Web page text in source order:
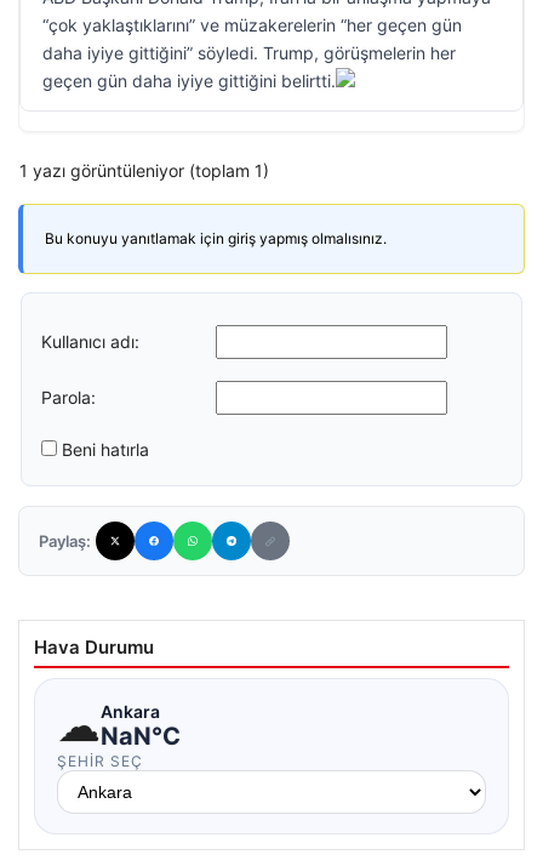
“çok yaklaştıklarını” ve müzakerelerin “her geçen gün
daha iyiye gittiğini” söyledi. Trump, görüşmelerin her
geçen gün daha iyiye gittiğini belirtti.
1 yazı görüntüleniyor (toplam 1)
Bu konuyu yanıtlamak için giriş yapmış olmalısınız.
Kullanıcı adı:
Parola:
Beni hatırla
Paylaş:
Hava Durumu
☁Ankara
NaN°C
ŞEHIR SEÇ